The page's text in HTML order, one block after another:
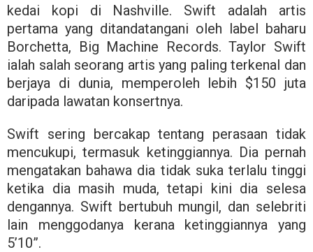
kedai kopi di Nashville. Swift adalah artis
pertama yang ditandatangani oleh label baharu
Borchetta, Big Machine Records. Taylor Swift
ialah salah seorang artis yang paling terkenal dan
berjaya di dunia, memperoleh lebih $150 juta
daripada lawatan konsertnya.
Swift sering bercakap tentang perasaan tidak
mencukupi, termasuk ketinggiannya. Dia pernah
mengatakan bahawa dia tidak suka terlalu tinggi
ketika dia masih muda, tetapi kini dia selesa
dengannya. Swift bertubuh mungil, dan selebriti
lain menggodanya kerana ketinggiannya yang
5’10”.